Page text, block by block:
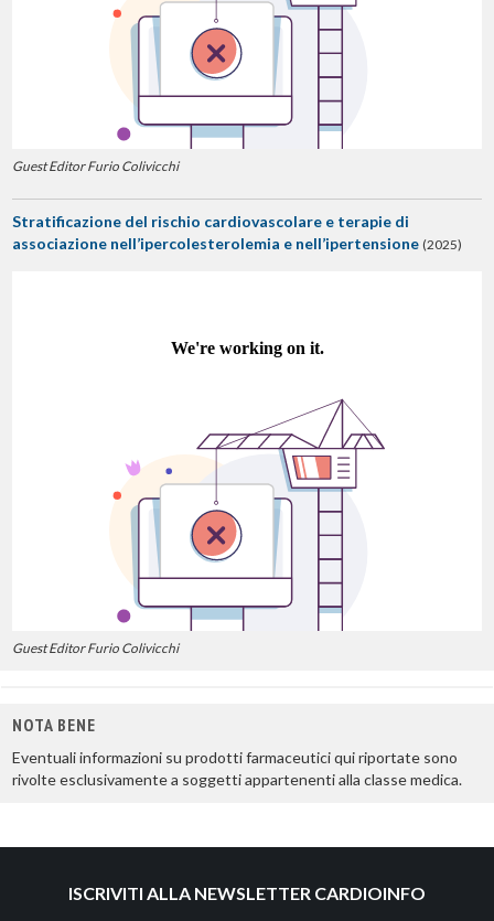
Guest Editor Furio Colivicchi
Stratificazione del rischio cardiovascolare e terapie di
associazione nell’ipercolesterolemia e nell’ipertensione (2025)
Guest Editor Furio Colivicchi
NOTA BENE
Eventuali informazioni su prodotti farmaceutici qui riportate sono
rivolte esclusivamente a soggetti appartenenti alla classe medica.
ISCRIVITI ALLA NEWSLETTER CARDIOINFO